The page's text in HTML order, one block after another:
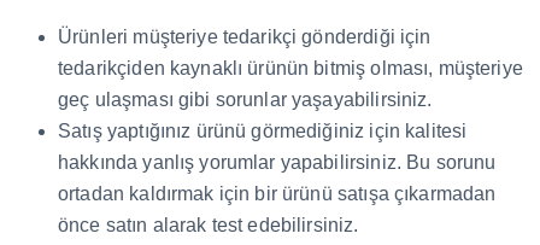
Ürünleri müşteriye tedarikçi gönderdiği için
tedarikçiden kaynaklı ürünün bitmiş olması, müşteriye
geç ulaşması gibi sorunlar yaşayabilirsiniz.
Satış yaptığınız ürünü görmediğiniz için kalitesi
hakkında yanlış yorumlar yapabilirsiniz. Bu sorunu
ortadan kaldırmak için bir ürünü satışa çıkarmadan
önce satın alarak test edebilirsiniz.